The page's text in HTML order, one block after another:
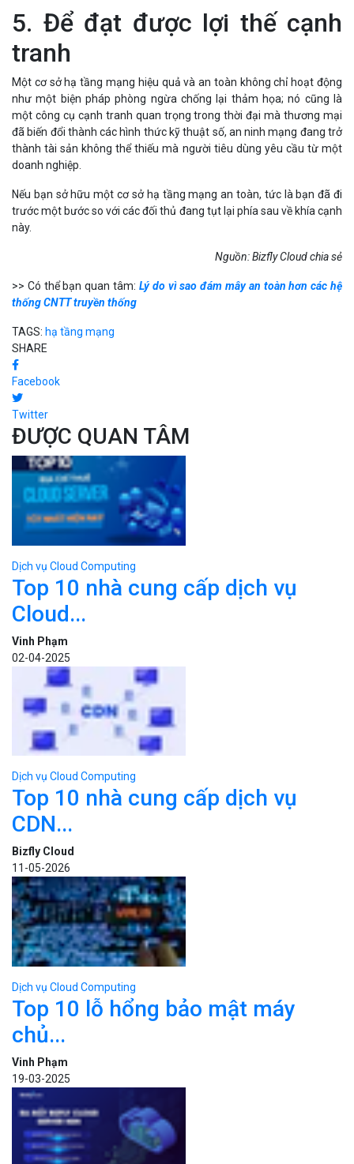
5. Để đạt được lợi thế cạnh
tranh
như một biện pháp phòng ngừa chống lại thảm họa; nó cũng là
một công cụ cạnh tranh quan trọng trong thời đại mà thương mại
đã biến đổi thành các hình thức kỹ thuật số, an ninh mạng đang trở
thành tài sản không thể thiếu mà người tiêu dùng yêu cầu từ một
doanh nghiệp.
trước một bước so với các đối thủ đang tụt lại phía sau về khía cạnh
này.
thống CNTT truyền thống
SHARE
Facebook
Twitter
ĐƯỢC QUAN TÂM
Top 10 nhà cung cấp dịch vụ
Cloud...
02-04-2025
Top 10 nhà cung cấp dịch vụ
CDN...
11-05-2026
Top 10 lỗ hổng bảo mật máy
chủ...
19-03-2025